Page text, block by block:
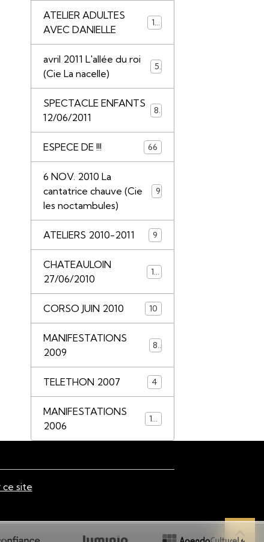
ATELIER ADULTES
AVEC DANIELLE
14
avril 2011 L'allée du roi
(Cie La nacelle)
5
SPECTACLE ENFANTS
12/06/2011
8
ESPECE DE !!! 66
6 NOV. 2010 La
cantatrice chauve (Cie
les noctambules)
ATELIERS 2010-2011 9
CHATEAULOIN
27/06/2010
18
CORSO JUIN 2010 10
MANIFESTATIONS
2009
8
TELETHON 2007 4
MANIFESTATIONS
2006
14
ce site